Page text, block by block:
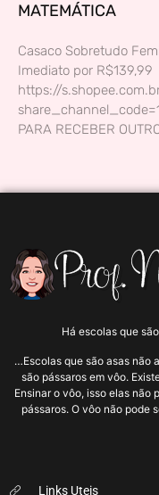
MATEMÁTICA
Casaco Sobretudo
Imediato por
https://
PARA RECEBER
Há escolas que
…Escolas que são asas não
são pássaros em vôo.
Ensinar o vôo, isso elas não
pássaros. O vôo não pode
Links Uteis